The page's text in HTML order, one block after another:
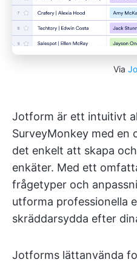
Via
Jotform är ett intuitivt
SurveyMonkey med
det enkelt att skapa
enkäter. Med ett
frågetyper och
utforma professionella
skräddarsydda efter
Jotforms lättanvända